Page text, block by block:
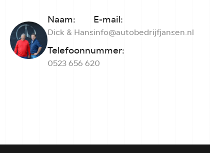
Naam:
Dick & Hans
E-mail:
info@autobedrijfjansen.nl
Telefoonnummer:
0523 656 620